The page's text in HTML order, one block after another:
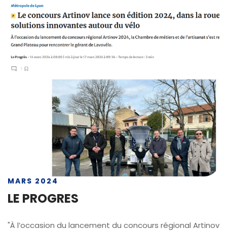
MARS 2024
LE PROGRES
"À l’occasion du lancement du concours régional Artinov